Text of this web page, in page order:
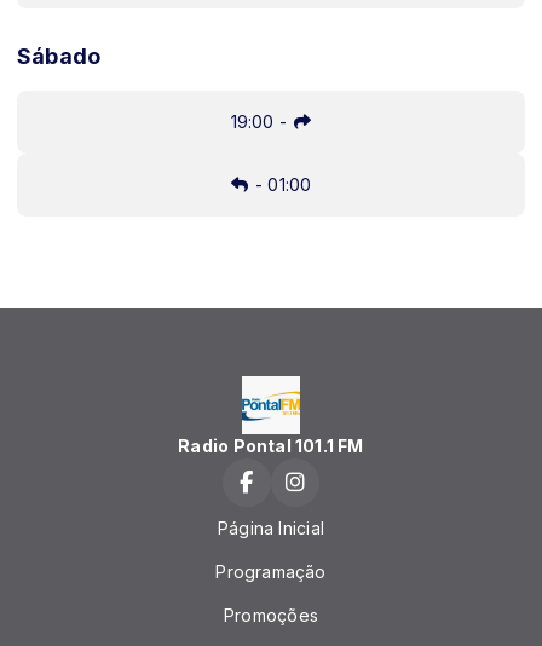
Sábado
19:00 -
-01:00
Radio Pontal 101.1 FM
Página Inicial
Programação
Promoções